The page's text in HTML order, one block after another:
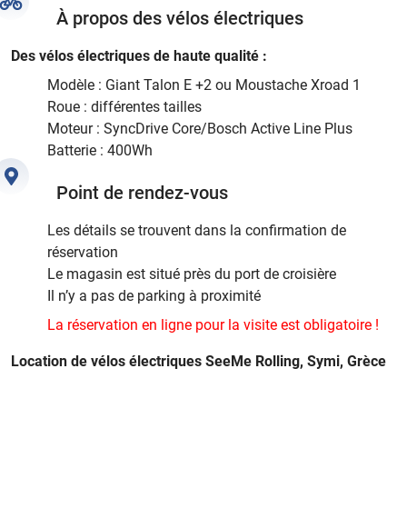
À propos des vélos électriques
Des vélos électriques de haute qualité :
Modèle : Giant Talon E +2 ou Moustache Xroad 1
Roue : différentes tailles
Moteur : SyncDrive Core/Bosch Active Line Plus
Batterie : 400Wh
Point de rendez-vous
Les détails se trouvent dans la confirmation de
réservation
Le magasin est situé près du port de croisière
Il n’y a pas de parking à proximité
La réservation en ligne pour la visite est obligatoire !
Location de vélos électriques SeeMe Rolling, Symi, Grèce